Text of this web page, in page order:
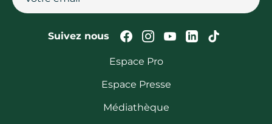
Suivez nous Suivez-nous sur
Suivez-nous sur
Suivez-nous
Suivez-Suivez-
Espace Pro
Espace Presse
Médiathèque